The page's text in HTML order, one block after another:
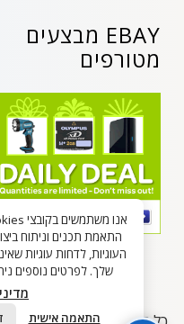
EBAY מבצעים
מטורפים
התאמת תכנים וניתוח
העוגיות, לדחות עוגיות
שלך. לפרטים נוספים
התאמה אישית